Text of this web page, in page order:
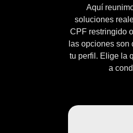
Aquí
soluciones
CPF restringido
las opciones son
tu perfil. Elige la
a